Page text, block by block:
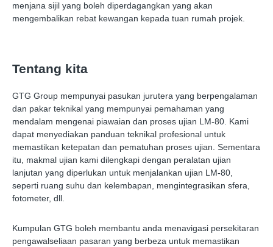
menjana sijil yang boleh diperdagangkan yang akan
mengembalikan rebat kewangan kepada tuan rumah projek.
Tentang kita
GTG Group mempunyai pasukan jurutera yang berpengalaman
dan pakar teknikal yang mempunyai pemahaman yang
mendalam mengenai piawaian dan proses ujian LM-80. Kami
dapat menyediakan panduan teknikal profesional untuk
memastikan ketepatan dan pematuhan proses ujian. Sementara
itu, makmal ujian kami dilengkapi dengan peralatan ujian
lanjutan yang diperlukan untuk menjalankan ujian LM-80,
seperti ruang suhu dan kelembapan, mengintegrasikan sfera,
fotometer, dll.
Kumpulan GTG boleh membantu anda menavigasi persekitaran
pengawalseliaan pasaran yang berbeza untuk memastikan